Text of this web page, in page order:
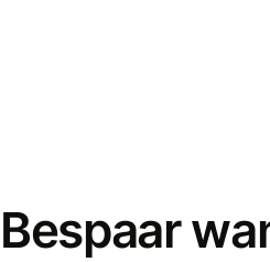
Bespaar